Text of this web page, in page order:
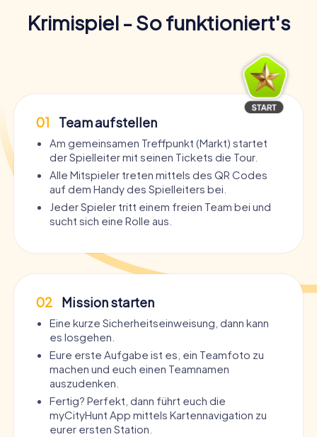
Krimispiel - So funktioniert's
01 Team aufstellen
Am gemeinsamen Treffpunkt (Markt) startet
der Spielleiter mit seinen Tickets die Tour.
Alle Mitspieler treten mittels des QR Codes
auf dem Handy des Spielleiters bei.
Jeder Spieler tritt einem freien Team bei und
sucht sich eine Rolle aus.
02 Mission starten
Eine kurze Sicherheitseinweisung, dann kann
es losgehen.
Eure erste Aufgabe ist es, ein Teamfoto zu
machen und euch einen Teamnamen
auszudenken.
Fertig? Perfekt, dann führt euch die
myCityHunt App mittels Kartennavigation zu
eurer ersten Station.